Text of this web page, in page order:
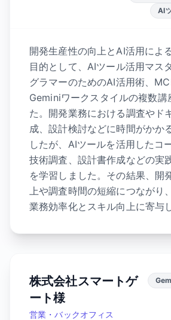
AI
開発生産性の向上とAI活用によ
目的として、AIツール活用マス
グラマーのためのAI活用術、
Geminiワークスタイルの複数講
た。開発業務における調査やド
成、設計検討などに時間がかか
したが、AIツールを活用したコ
技術調査、設計書作成などの実
を学習しました。その結果、開
上や調査時間の短縮につながり
業務効率化とスキル向上に寄与
株式会社スマートゲ
ート様
営業・バックオフィス